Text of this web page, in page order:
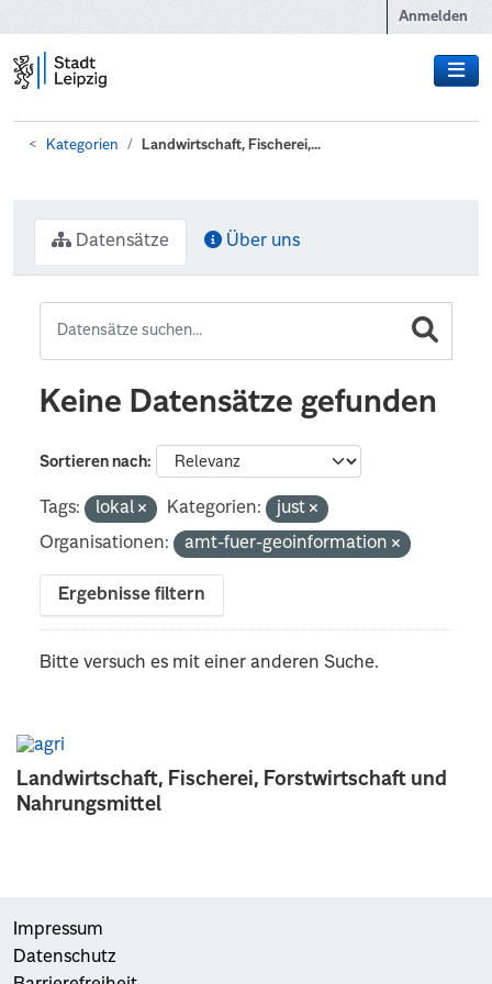
Anmelden
Kategorien Landwirtschaft, Fischerei,...
Landwirtschaft, Fischerei, Forstwirtschaft und
Nahrungsmittel
Datensätze Über uns
Keine Datensätze gefunden
Sortieren nach
Tags: lokal Kategorien:
just
Organisationen:
amt-fuer-geoinformation
Ergebnisse filtern
Bitte versuch es mit einer anderen Suche.
Impressum
Datenschutz